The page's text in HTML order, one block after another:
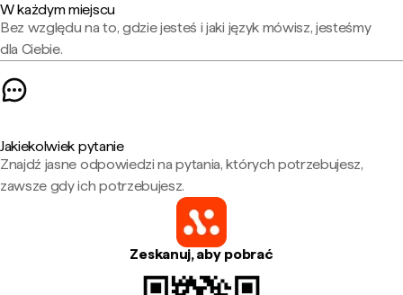
W każdym miejscu
Bez względu na to, gdzie jesteś i jaki język mówisz, jesteśmy
dla Ciebie.
Jakiekolwiek pytanie
Znajdź jasne odpowiedzi na pytania, których potrzebujesz,
zawsze gdy ich potrzebujesz.
Zeskanuj, aby pobrać